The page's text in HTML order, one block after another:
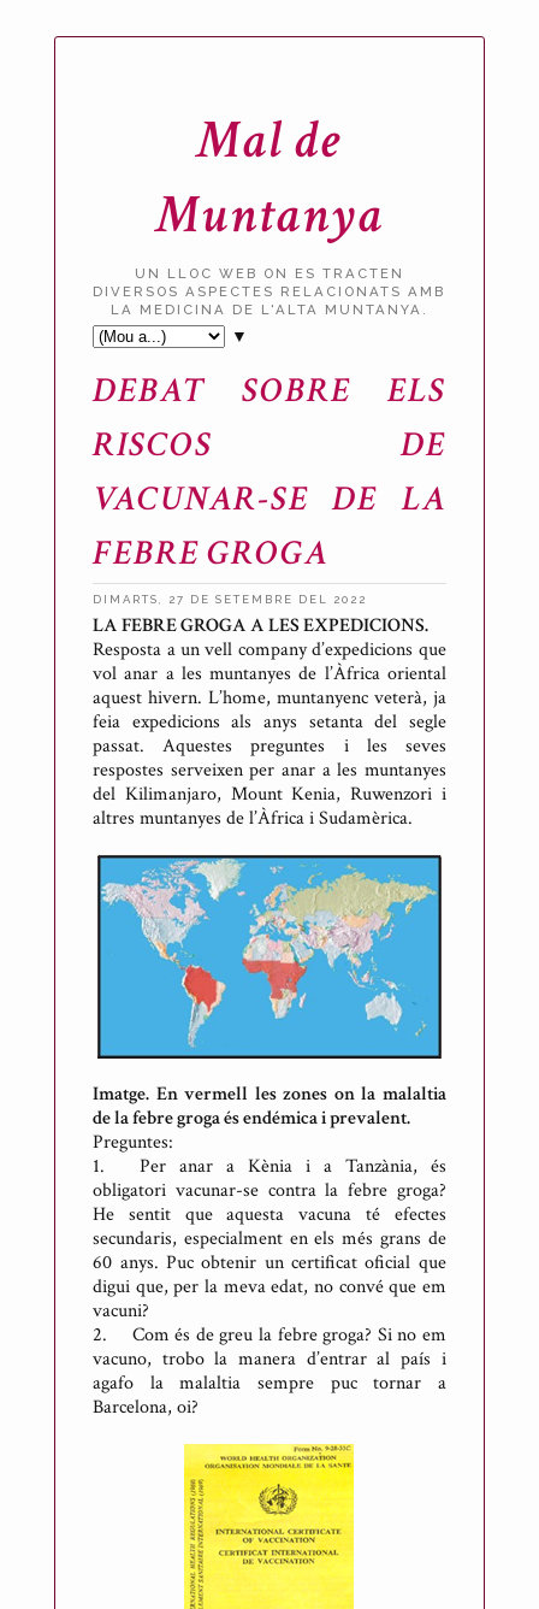
Mal de
Muntanya
UN LLOC WEB ON ES TRACTEN
DIVERSOS ASPECTES RELACIONATS AMB
LA MEDICINA DE L'ALTA MUNTANYA.
▼
DEBAT SOBRE ELS
RISCOS DE
VACUNAR-SE DE LA
FEBRE GROGA
DIMARTS, 27 DE SETEMBRE DEL 2022
P
u
l
i
c
o
i
R
i
c
a
r
t
d
e
M
e
LA FEBRE GROGA A LES EXPEDICIONS.
Resposta a un vell company d’expedicions que
vol anar a les muntanyes de l’Àfrica oriental
aquest hivern. L’home, muntanyenc veterà, ja
feia expedicions als anys setanta del segle
passat. Aquestes preguntes i les seves
respostes serveixen per anar a les muntanyes
del Kilimanjaro, Mount Kenia, Ruwenzori i
altres muntanyes de l’Àfrica i Sudamèrica.
Imatge. En vermell les zones on la malaltia
de la febre groga és endémica i prevalent.
Preguntes:
1.
Per anar a Kènia i a Tanzània, és
obligatori vacunar-se contra la febre groga?
He sentit que aquesta vacuna té efectes
secundaris, especialment en els més grans de
60 anys. Puc obtenir un certificat oficial que
digui que, per la meva edat, no convé que em
vacuni?
2.
Com és de greu la febre groga? Si no em
vacuno, trobo la manera d’entrar al país i
agafo la malaltia sempre puc tornar a
Barcelona, oi?